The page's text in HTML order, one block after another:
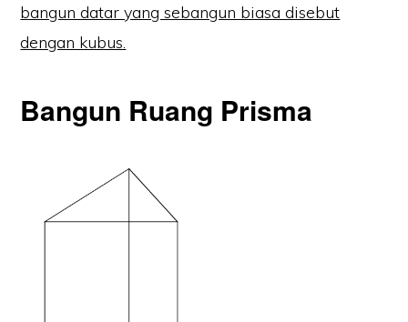
bangun datar yang sebangun biasa disebut
dengan kubus.
Bangun Ruang Prisma